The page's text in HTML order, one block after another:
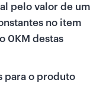
pelo valor de um
no item
0KM destas
para o produto